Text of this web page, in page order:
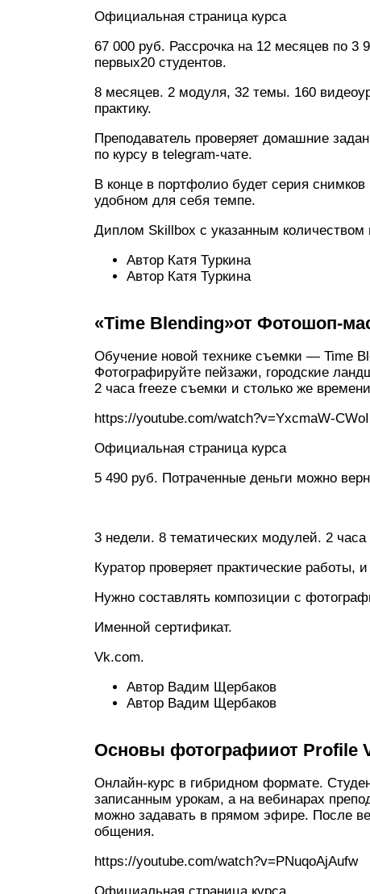
Официальная страница курса
67 000 руб. Рассрочка на 12 месяцев по 3
первых20 студентов.
8 месяцев. 2 модуля, 32 темы. 160
практику.
Преподаватель проверяет домашние
по курсу в telegram-чате.
В конце в портфолио будет серия
удобном для себя темпе.
Диплом Skillbox с указанным количеством
Автор Катя Туркина
Автор Катя Туркина
«Time Blending»от Фотошоп-
Обучение новой технике съемки — Time
Фотографируйте пейзажи, городские
2 часа freeze съемки и столько же
https://youtube.com/watch?v=YxcmaW-CWoI
Официальная страница курса
5 490 руб. Потраченные деньги можно
3 недели. 8 тематических модулей. 2
Куратор проверяет практические работы,
Нужно составлять композиции с
Именной сертификат.
Vk.com.
Автор Вадим Щербаков
Автор Вадим Щербаков
Основы фотографииот Profile
Онлайн-курс в гибридном формате.
записанным урокам, а на вебинарах
можно задавать в прямом эфире. После
общения.
https://youtube.com/watch?v=PNuqoAjAufw